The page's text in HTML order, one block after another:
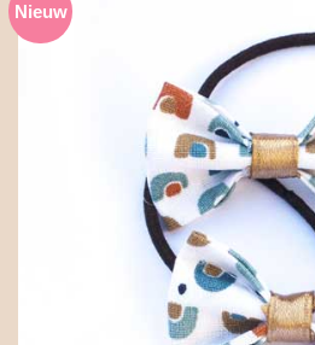
Nieuw